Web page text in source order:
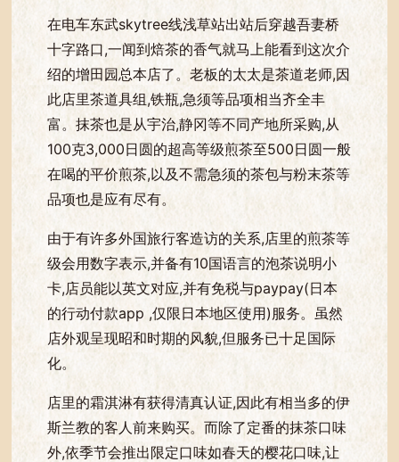
在电车东武skytree线浅草站出站后穿越吾妻桥
十字路口,一闻到焙茶的香气就马上能看到这次介
绍的增田园总本店了。老板的太太是茶道老师,因
此店里茶道具组,铁瓶,急须等品项相当齐全丰
富。抹茶也是从宇治,静冈等不同产地所采购,从
100克3,000日圆的超高等级煎茶至500日圆一般
在喝的平价煎茶,以及不需急须的茶包与粉末茶等
品项也是应有尽有。
由于有许多外国旅行客造访的关系,店里的煎茶等
级会用数字表示,并备有10国语言的泡茶说明小
卡,店员能以英文对应,并有免税与paypay(日本
的行动付款app ,仅限日本地区使用)服务。虽然
店外观呈现昭和时期的风貌,但服务已十足国际
化。
店里的霜淇淋有获得清真认证,因此有相当多的伊
斯兰教的客人前来购买。而除了定番的抹茶口味
外,依季节会推出限定口味如春天的樱花口味,让